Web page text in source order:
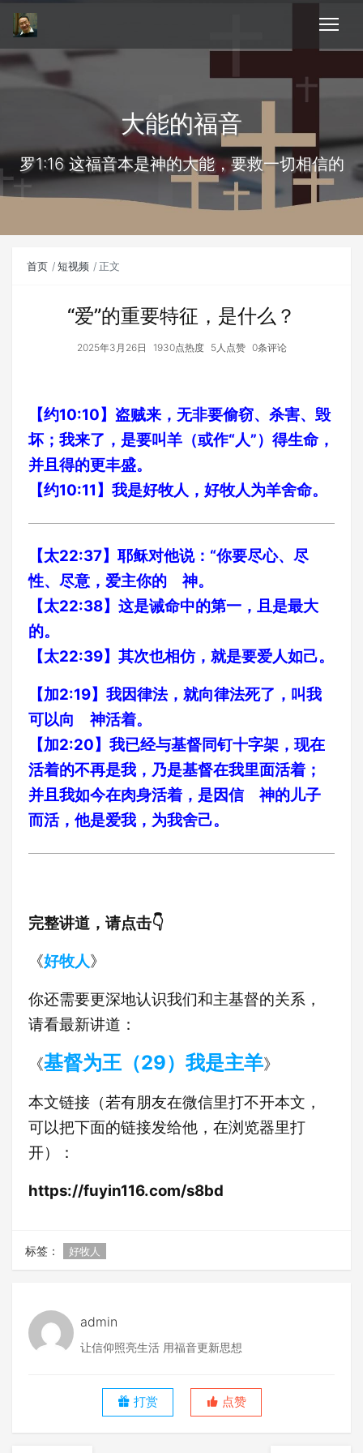
大能的福音
罗1:16 这福音本是神的大能，要救一切相信的
首页 短视频 正文
“爱”的重要特征，是什么？
2025年3月26日 1930点热度 5人点赞 0条评论
【约10:10】盗贼来，无非要偷窃、杀害、毁
坏；我来了，是要叫羊（或作“人”）得生命，
并且得的更丰盛。
【约10:11】我是好牧人，好牧人为羊舍命。
【太22:37】耶稣对他说：“你要尽心、尽
性、尽意，爱主你的 神。
【太22:38】这是诫命中的第一，且是最大
的。
【太22:39】其次也相仿，就是要爱人如己。
【加2:19】我因律法，就向律法死了，叫我
可以向 神活着。
【加2:20】我已经与基督同钉十字架，现在
活着的不再是我，乃是基督在我里面活着；
并且我如今在肉身活着，是因信 神的儿子
而活，他是爱我，为我舍己。
完整讲道，请点击👇
《好牧人》
你还需要更深地认识我们和主基督的关系，
请看最新讲道：
《基督为王（29）我是主羊》
本文链接（若有朋友在微信里打不开本文，
可以把下面的链接发给他，在浏览器里打
开）：
https://fuyin116.com/s8bd
标签： 好牧人
admin
让信仰照亮生活 用福音更新思想
打赏 点赞